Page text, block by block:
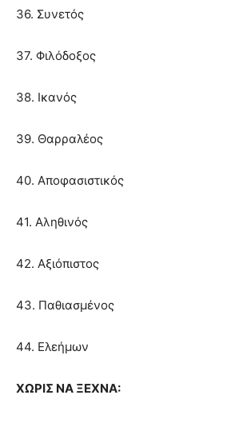
36. Συνετός
37. Φιλόδοξος
38. Ικανός
39. Θαρραλέος
40. Αποφασιστικός
41. Αληθινός
42. Αξιόπιστος
43. Παθιασμένος
44. Ελεήμων
ΧΩΡΙΣ ΝΑ ΞΕΧΝΑ: